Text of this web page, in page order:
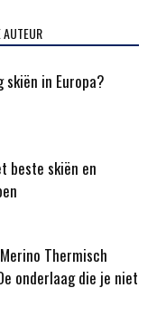
AUTEUR
skiën in Europa?
beste skiën en
Thermisch
onderlaag die je niet